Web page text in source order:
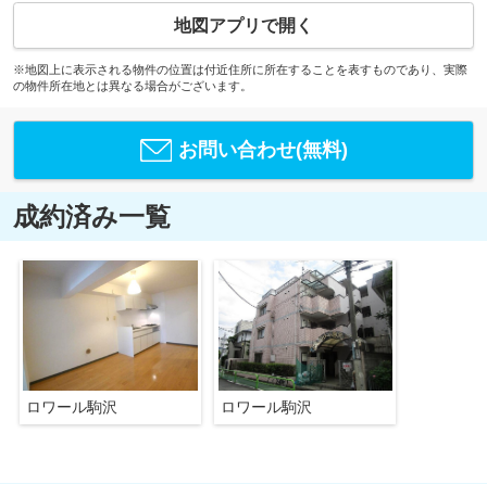
地図アプリで開く
※地図上に表示される物件の位置は付近住所に所在することを表すものであり、実際
の物件所在地とは異なる場合がございます。
お問い合わせ(無料)
成約済み一覧
ロワール駒沢 ロワール駒沢